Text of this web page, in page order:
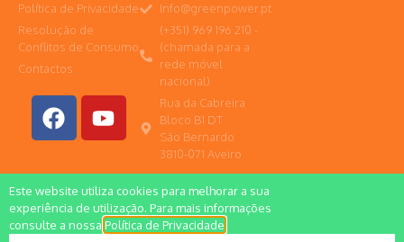
Política de Privacidade
Resolução de
Conflitos de Consumo
Contactos
Info@greenpower.pt
(+351) 969 196 210 -
(chamada para a
rede móvel
nacional)
Rua da Cabreira
Bloco B1 DT
São Bernardo
3810-071 Aveiro
Todos os direitos reservados
Este website utiliza cookies para melhorar a sua
experiência de utilização. Para mais informações
consulte a nossa Política de Privacidade